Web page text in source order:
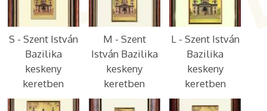
S - Szent István
Bazilika
keskeny
keretben
M - Szent
István Bazilika
keskeny
keretben
L - Szent István
Bazilika
keskeny
keretben